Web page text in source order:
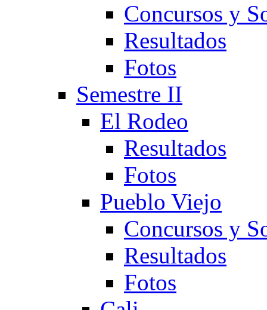
Concursos y
Resultados
Fotos
Semestre II
El Rodeo
Resultados
Fotos
Pueblo Viejo
Concursos y
Resultados
Fotos